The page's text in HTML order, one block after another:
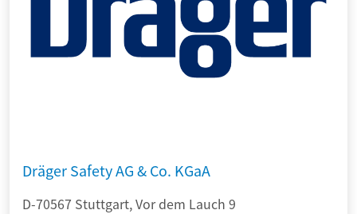
Dräger Safety AG & Co. KGaA
D-70567 Stuttgart, Vor dem Lauch 9